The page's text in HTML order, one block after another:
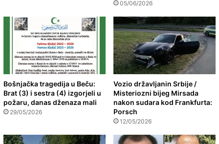
05/06/2026
Bošnjačka tragedija u Beču:
Brat (3) i sestra (4) izgorjeli u
požaru, danas dženaza mali
29/05/2026
Vozio državljanin Srbije /
Misteriozni bijeg Mirsada
nakon sudara kod Frankfurta:
Porsch
12/05/2026